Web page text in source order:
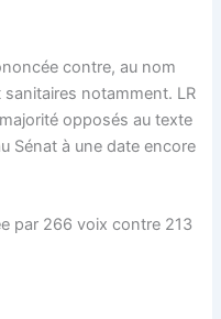
contre, au nom
notamment. LR
opposés au texte
Sénat à une date encore
par 266 voix contre 213